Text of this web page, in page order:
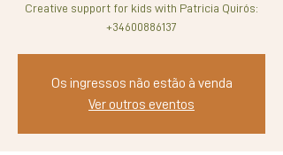
Creative support for kids with Patricia Quirós:
+34600886137
Os ingressos não estão à venda
Ver outros eventos